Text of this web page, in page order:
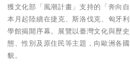
獲文化部「風潮計畫」支持的「奔向
本月起陸續在捷克、斯洛伐克、匈牙
學館揭開序幕。展覽以臺灣文化與歷
態、性別及原住民等主題，向歐洲各
貌。